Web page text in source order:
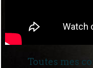
Toutes mes